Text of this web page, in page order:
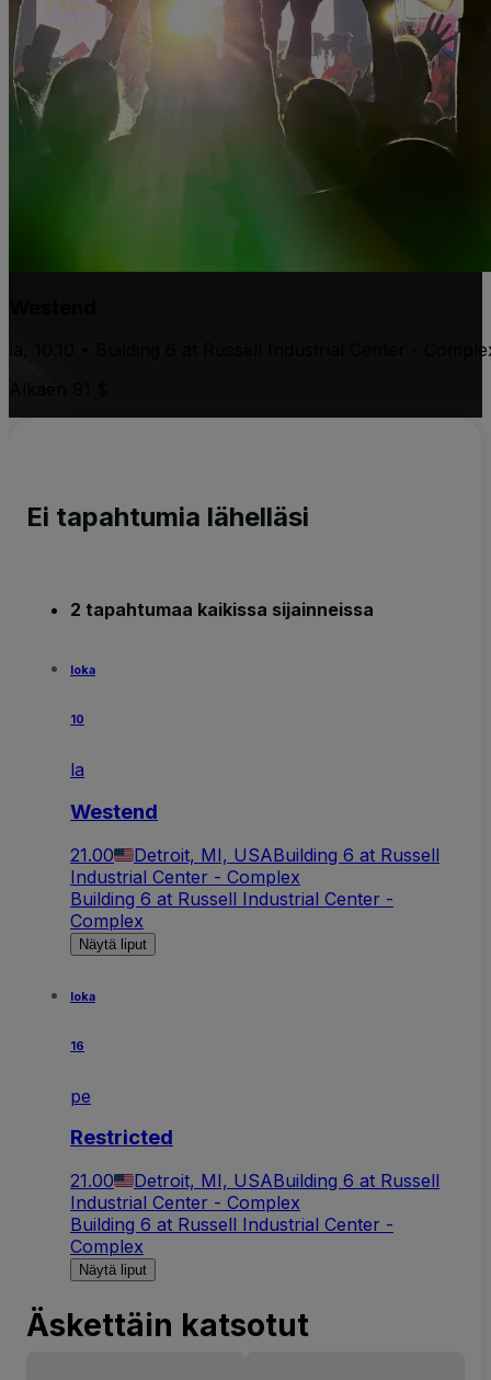
la, 10.10 • Building 6 at Russell Industrial Center -
Ei tapahtumia lähelläsi
2 tapahtumaa kaikissa sijainneissa
loka
10
la
Westend
21.00 Detroit, MI, USABuilding 6 at Russell
Industrial Center - Complex
Building 6 at Russell Industrial Center -
Complex
Näytä liput
loka
16
pe
Restricted
21.00 Detroit, MI, USABuilding 6 at Russell
Industrial Center - Complex
Building 6 at Russell Industrial Center -
Complex
Näytä liput
Äskettäin katsotut